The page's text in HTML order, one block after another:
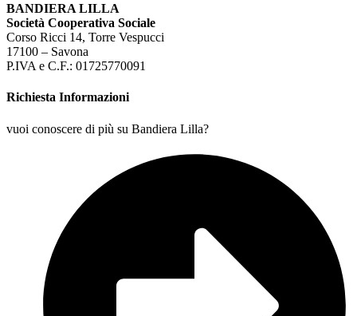
BANDIERA LILLA
Società Cooperativa Sociale
Corso Ricci 14, Torre Vespucci
17100 – Savona
P.IVA e C.F.: 01725770091
Richiesta Informazioni
vuoi conoscere di più su Bandiera Lilla?